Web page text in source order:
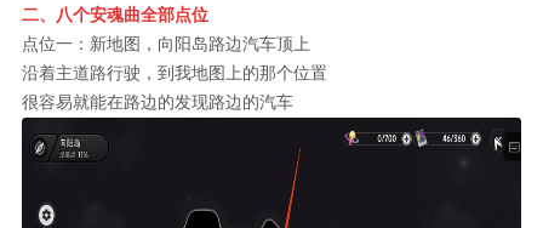
二、八个安魂曲全部点位
点位一：新地图，向阳岛路边汽车顶上
沿着主道路行驶，到我地图上的那个位置
很容易就能在路边的发现路边的汽车